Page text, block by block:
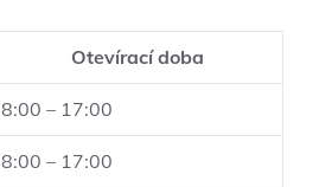
Otevírací doba
8:00 – 17:00
8:00 – 17:00